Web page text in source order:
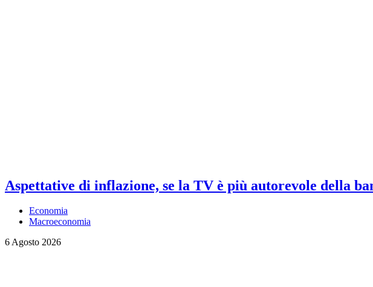
Aspettative di inflazione, se la TV è più autorevole della
Economia
Macroeconomia
6 Agosto 2026